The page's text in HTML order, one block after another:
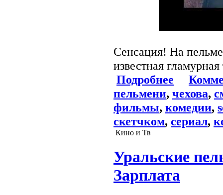
Сенсация! На
известная
Подробнее
пельмени, чехова,
фильмы, комедии,
скетчком, сериал,
Кино и Тв
Уральские
Зарплата